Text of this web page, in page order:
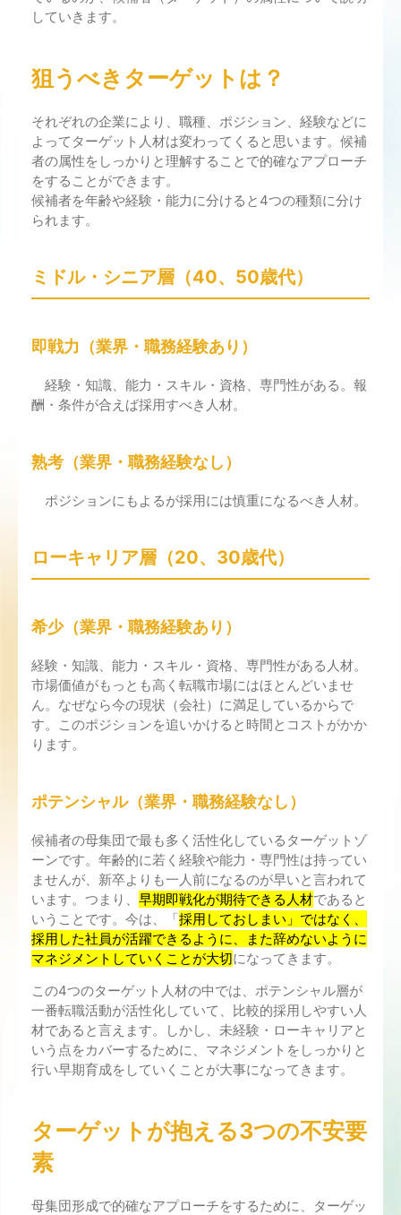
していきます。
狙うべきターゲットは？
それぞれの企業により、職種、ポジション、経験などに
よってターゲット人材は変わってくると思います。候補
者の属性をしっかりと理解することで的確なアプローチ
をすることができます。
候補者を年齢や経験・能力に分けると4つの種類に分け
られます。
ミドル・シニア層（40、50歳代）
即戦力（業界・職務経験あり）
経験・知識、能力・スキル・資格、専門性がある。報
酬・条件が合えば採用すべき人材。
熟考（業界・職務経験なし）
ポジションにもよるが採用には慎重になるべき人材。
ローキャリア層（20、30歳代）
希少（業界・職務経験あり）
経験・知識、能力・スキル・資格、専門性がある人材。
市場価値がもっとも高く転職市場にはほとんどいませ
ん。なぜなら今の現状（会社）に満足しているからで
す。このポジションを追いかけると時間とコストがかか
ります。
ポテンシャル（業界・職務経験なし）
候補者の母集団で最も多く活性化しているターゲットゾ
ーンです。年齢的に若く経験や能力・専門性は持ってい
ませんが、新卒よりも一人前になるのが早いと言われて
います。つまり、 早期即戦化が期待できる人材であると
いうことです。今は、「採用しておしまい」ではなく、
採用した社員が活躍できるように、また辞めないように
マネジメントしていくことが大切になってきます。
この4つのターゲット人材の中では、ポテンシャル層が
一番転職活動が活性化していて、比較的採用しやすい人
材であると言えます。しかし、未経験・ローキャリアと
いう点をカバーするために、マネジメントをしっかりと
行い早期育成をしていくことが大事になってきます。
ターゲットが抱える3つの不安要
素
母集団形成で的確なアプローチをするために、ターゲッ